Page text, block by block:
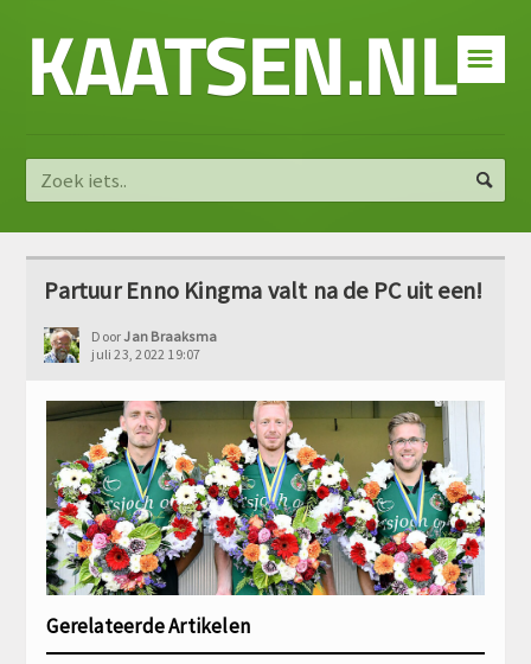
☰
KAATSEN.NL
Partuur Enno Kingma valt na de PC uit een!
DoorJan Braaksma
juli 23, 2022 19:07
Gerelateerde Artikelen